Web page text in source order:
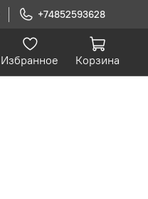
+74852593628
Избранное Корзина